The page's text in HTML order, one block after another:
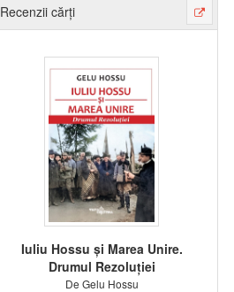
Recenzii cărți
Iuliu Hossu și Marea Unire.
Drumul Rezoluției
De Gelu Hossu